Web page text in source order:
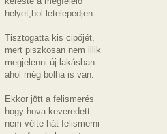
helyet,hol letelepedjen.
Tisztogatta kis cipőjét,
mert piszkosan nem illik
megjelenni új lakásban
ahol még bolha is van.
Ekkor jött a felismerés
hogy hova keveredett
nem vélte hát felismerni